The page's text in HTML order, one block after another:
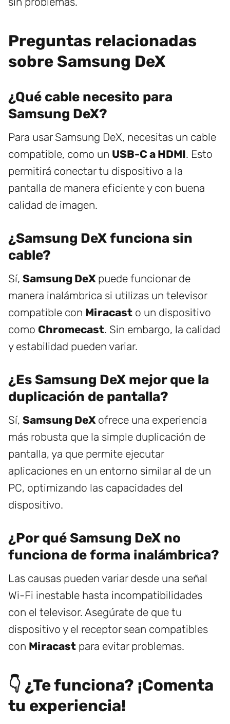
Preguntas relacionadas
sobre Samsung DeX
¿Qué cable necesito para
Samsung DeX?
Para usar Samsung DeX, necesitas un cable
compatible, como un USB-C a HDMI. Esto
permitirá conectar tu dispositivo a la
pantalla de manera eficiente y con buena
calidad de imagen.
¿Samsung DeX funciona sin
cable?
Sí, Samsung DeXpuede funcionar de
manera inalámbrica si utilizas un televisor
compatible con Miracast o un dispositivo
como Chromecast. Sin embargo, la calidad
y estabilidad pueden variar.
¿Es Samsung DeX mejor que la
duplicación de pantalla?
Sí, Samsung DeXofrece una experiencia
más robusta que la simple duplicación de
pantalla, ya que permite ejecutar
aplicaciones en un entorno similar al de un
PC, optimizando las capacidades del
dispositivo.
¿Por qué Samsung DeX no
funciona de forma inalámbrica?
Las causas pueden variar desde una señal
Wi-Fi inestable hasta incompatibilidades
con el televisor. Asegúrate de que tu
dispositivo y el receptor sean compatibles
con Miracast para evitar problemas.
👇 ¿Te funciona? ¡Comenta
tu experiencia!